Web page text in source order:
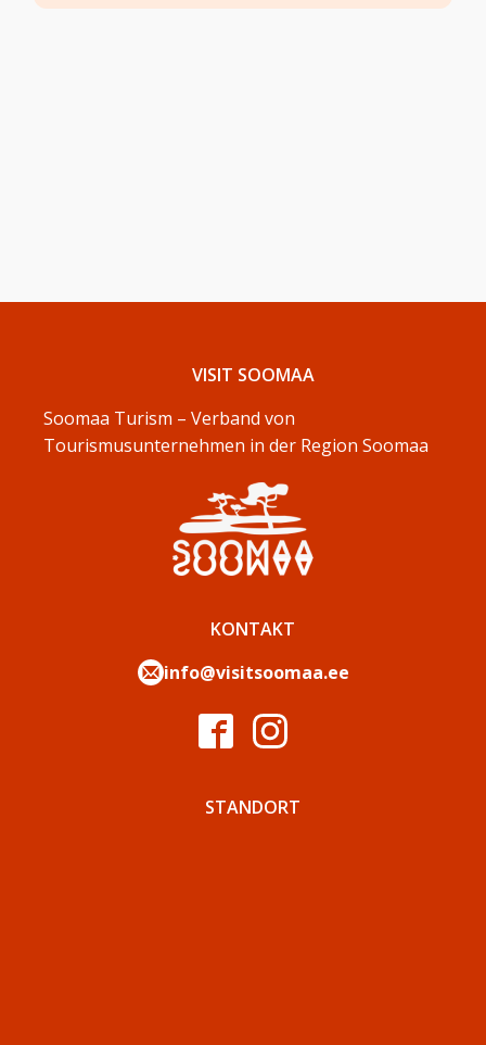
VISIT SOOMAA
Soomaa Turism – Verband von
Tourismusunternehmen in der Region Soomaa
KONTAKT
info@visitsoomaa.ee
STANDORT